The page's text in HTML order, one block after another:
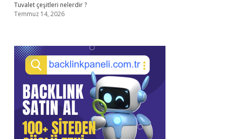
Tuvalet çeşitleri nelerdir ?
Temmuz 14, 2026